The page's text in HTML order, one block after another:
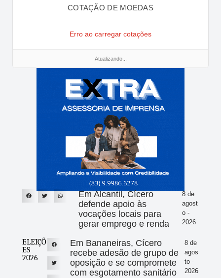
COTAÇÃO DE MOEDAS
Erro ao carregar cotações
Atualizando...
Em Alcantil, Cícero
defende apoio às
vocações locais para
gerar emprego e renda
8 de
agost
o -
2026
ELEIÇÕ
ES
2026
Em Bananeiras, Cícero
recebe adesão de grupo de
oposição e se compromete
com esgotamento sanitário
8 de
agos
to -
2026